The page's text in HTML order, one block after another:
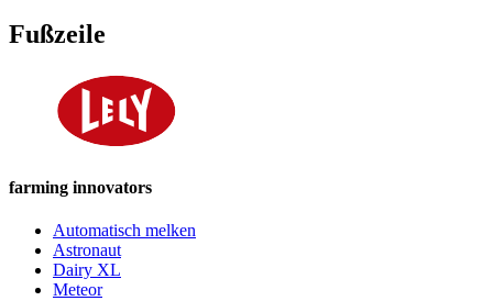
Fußzeile
farming innovators
Automatisch melken
Astronaut
Dairy XL
Meteor